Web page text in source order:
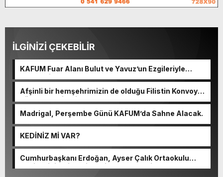
İLGİNİZİ ÇEKEBİLİR
KAFUM Fuar Alanı Bulut ve Yavuz’un Ezgileriyle
Şenlendi.
Afşinli bir hemşehrimizin de olduğu Filistin Konvoyu,
güçlenerek ilerliyor.
Madrigal, Perşembe Günü KAFUM’da Sahne Alacak.
KEDİNİZ Mİ VAR?
Cumhurbaşkanı Erdoğan, Ayser Çalık Ortaokulu
Şehitlerinin Aileleriyle Bir Araya Geldi.